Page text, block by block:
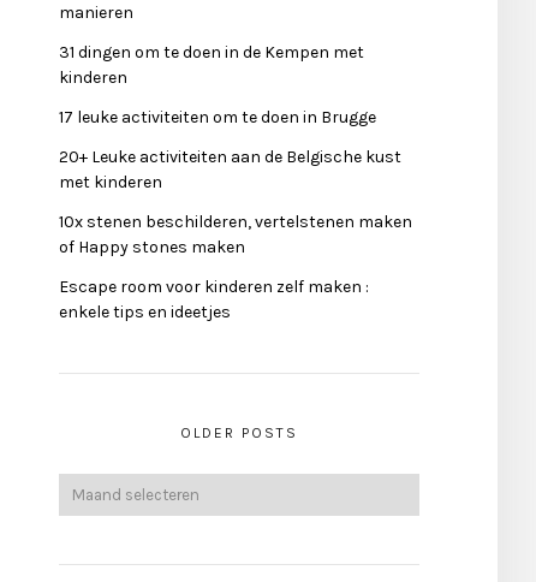
manieren
31 dingen om te doen in de Kempen met
kinderen
17 leuke activiteiten om te doen in Brugge
20+ Leuke activiteiten aan de Belgische kust
met kinderen
10x stenen beschilderen, vertelstenen maken
of Happy stones maken
Escape room voor kinderen zelf maken :
enkele tips en ideetjes
OLDER POSTS